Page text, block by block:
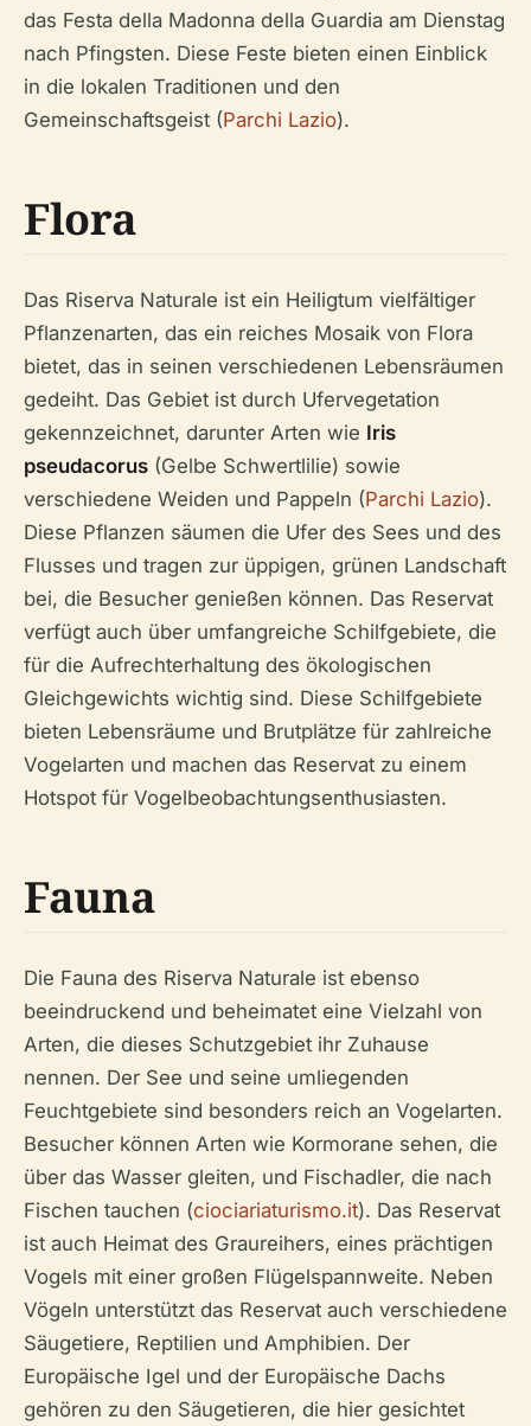
das Festa della Madonna della Guardia am Dienstag
nach Pfingsten. Diese Feste bieten einen Einblick
in die lokalen Traditionen und den
Gemeinschaftsgeist (Parchi Lazio).
Flora
Das Riserva Naturale ist ein Heiligtum vielfältiger
Pflanzenarten, das ein reiches Mosaik von Flora
bietet, das in seinen verschiedenen Lebensräumen
gedeiht. Das Gebiet ist durch Ufervegetation
gekennzeichnet, darunter Arten wie Iris
pseudacorus (Gelbe Schwertlilie) sowie
verschiedene Weiden und Pappeln (Parchi Lazio).
Diese Pflanzen säumen die Ufer des Sees und des
Flusses und tragen zur üppigen, grünen Landschaft
bei, die Besucher genießen können. Das Reservat
verfügt auch über umfangreiche Schilfgebiete, die
für die Aufrechterhaltung des ökologischen
Gleichgewichts wichtig sind. Diese Schilfgebiete
bieten Lebensräume und Brutplätze für zahlreiche
Vogelarten und machen das Reservat zu einem
Hotspot für Vogelbeobachtungsenthusiasten.
Fauna
Die Fauna des Riserva Naturale ist ebenso
beeindruckend und beheimatet eine Vielzahl von
Arten, die dieses Schutzgebiet ihr Zuhause
nennen. Der See und seine umliegenden
Feuchtgebiete sind besonders reich an Vogelarten.
Besucher können Arten wie Kormorane sehen, die
über das Wasser gleiten, und Fischadler, die nach
Fischen tauchen (ciociariaturismo.it). Das Reservat
ist auch Heimat des Graureihers, eines prächtigen
Vogels mit einer großen Flügelspannweite. Neben
Vögeln unterstützt das Reservat auch verschiedene
Säugetiere, Reptilien und Amphibien. Der
Europäische Igel und der Europäische Dachs
gehören zu den Säugetieren, die hier gesichtet